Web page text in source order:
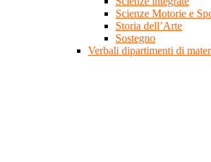
Scienze Motorie e
Storia dell’Arte
Sostegno
Verbali dipartimenti di